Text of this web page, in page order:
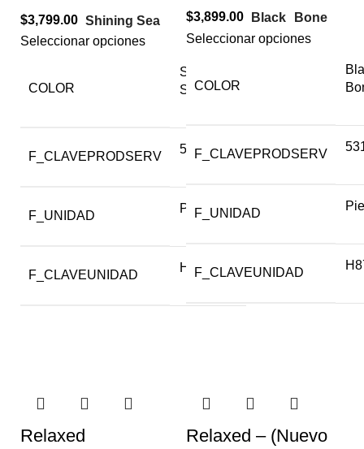
$3,799.00 Shining Sea
Seleccionar opciones
COLOR
Shining
Sea
F_CLAVEPRODSERV
53111600
F_UNIDAD
Pieza
F_CLAVEUNIDAD
H87
$3,899.00 Black
Bone
Seleccionar opciones
COLOR
F_CLAVEPRODSERV
F_UNIDAD
F_CLAVEUNIDAD
Relaxed
Relaxed – (Nuevo